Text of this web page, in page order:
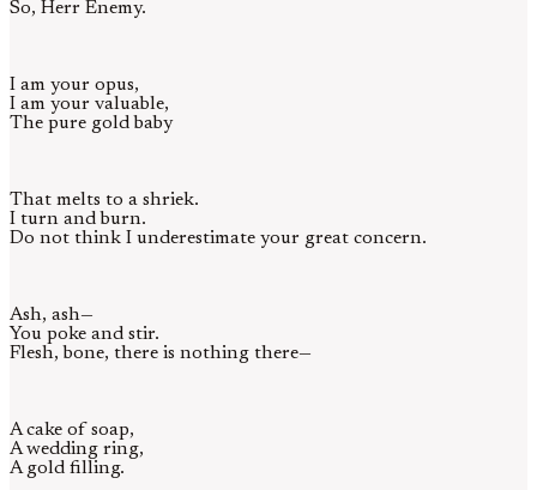
So, Herr Enemy.
I am your opus,
I am your valuable,
The pure gold baby
That melts to a shriek.
I turn and burn.
Do not think I underestimate your great concern.
Ash, ash—
You poke and stir.
Flesh, bone, there is nothing there—
A cake of soap,
A wedding ring,
A gold filling.